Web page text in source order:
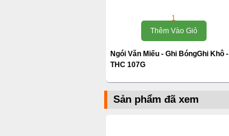
1
Thêm Vào Giỏ
Ngói Văn Miếu - Ghi BóngGhi Khô -
THC 107G
Sản phẩm đã xem